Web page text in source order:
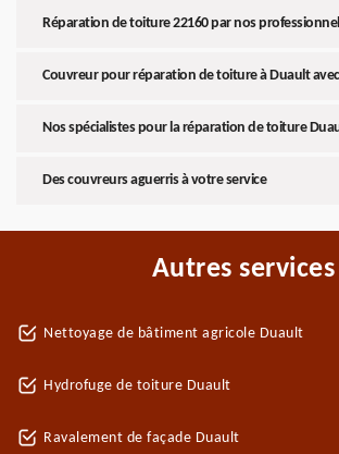
Réparation de toiture 22160 par nos
Couvreur pour réparation de toiture à Duault avec
Nos spécialistes pour la réparation de toiture
Des couvreurs aguerris à votre service
Autres services
Nettoyage de bâtiment agricole Duault
Hydrofuge de toiture Duault
Ravalement de façade Duault